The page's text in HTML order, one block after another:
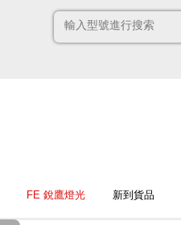
FE 銳鷹燈光 新到貨品